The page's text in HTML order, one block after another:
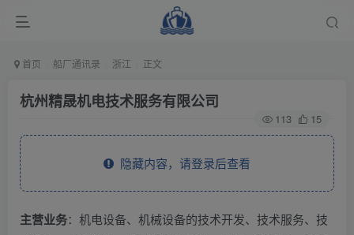
首页 船厂通讯录 浙江 正文
杭州精晟机电技术服务有限公司
113 15
隐藏内容，请登录后查看
主营业务：机电设备、机械设备的技术开发、技术服务、技